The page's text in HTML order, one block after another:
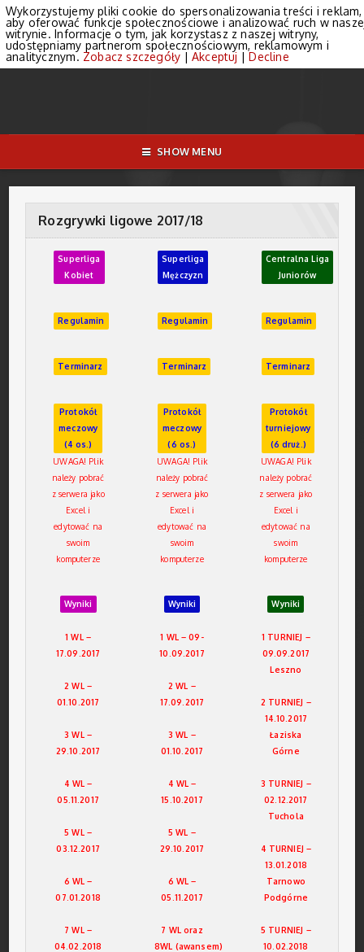
SHOW MENU
Rozgrywki ligowe 2017/18
Superliga
Kobiet
Regulamin
Terminarz
Protokół
meczowy
(4 os.)
UWAGA! Plik
należy pobrać
z serwera jako
Excel i
edytować na
swoim
komputerze
Wyniki
1 WL –
17.09.2017
2 WL –
01.10.2017
3 WL –
29.10.2017
4 WL –
05.11.2017
5 WL –
03.12.2017
6 WL –
07.01.2018
7 WL –
04.02.2018
Superliga
Mężczyzn
Regulamin
Terminarz
Protokół
meczowy
(6 os.)
UWAGA! Plik
należy pobrać
z serwera jako
Excel i
edytować na
swoim
komputerze
Wyniki
1 WL – 09-
10.09.2017
2 WL –
17.09.2017
3 WL –
01.10.2017
4 WL –
15.10.2017
5 WL –
29.10.2017
6 WL –
05.11.2017
7 WL oraz
8WL (awansem)
Centralna Liga
Juniorów
Regulamin
Terminarz
Protokół
turniejowy
(6 druż.)
UWAGA! Plik
należy pobrać
z serwera jako
Excel i
edytować na
swoim
komputerze
Wyniki
1 TURNIEJ –
09.09.2017
Leszno
2 TURNIEJ –
14.10.2017
Łaziska
Górne
3 TURNIEJ –
02.12.2017
Tuchola
4 TURNIEJ –
13.01.2018
Tarnowo
Podgórne
5 TURNIEJ –
10.02.2018
Wykorzystujemy pliki cookie do spersonalizowania treści i reklam,
aby oferować funkcje społecznościowe i analizować ruch w
witrynie. Informacje o tym, jak korzystasz z naszej witryny,
udostępniamy partnerom społecznościowym, reklamowym i
analitycznym. Zobacz szczegóły | Akceptuj |Decline